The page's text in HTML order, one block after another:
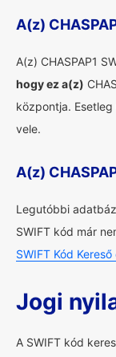
A(z)
A(z) CHASPAP1
hogy ez a(z)
központja. Esetleg
vele.
A(z)
Legutóbbi
SWIFT kód már
SWIFT Kód
Jogi
A SWIFT kód